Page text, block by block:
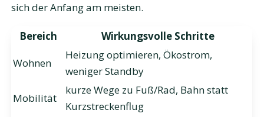
sich der Anfang am meisten.
Bereich
Wirkungsvolle Schritte
Wohnen
Heizung optimieren, Ökostrom,
weniger Standby
Mobilität
kurze Wege zu Fuß/Rad, Bahn statt
Kurzstreckenflug